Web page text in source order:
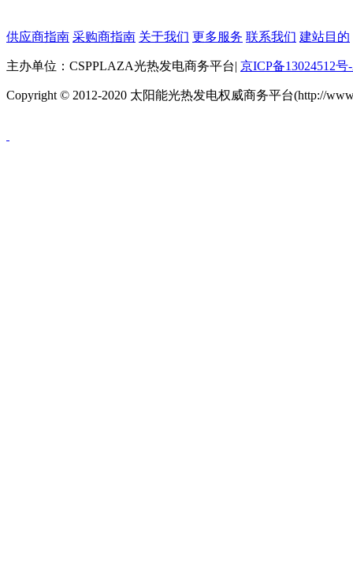
供应商指南 采购商指南 关于我们 更多服务 联系我们 建站目的
主办单位：CSPPLAZA光热发电商务平台| 京ICP备13024512号
Copyright © 2012-2020 太阳能光热发电权威商务平台(http://